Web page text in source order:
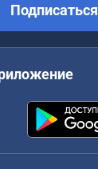
Подписаться